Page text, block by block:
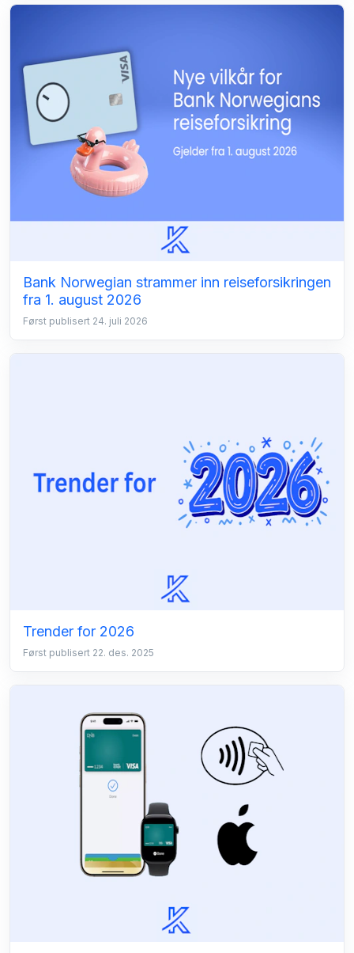
Bank Norwegian strammer inn reiseforsikringen
fra 1. august 2026
Først publisert 24. juli 2026
Trender for 2026
Først publisert 22. des. 2025